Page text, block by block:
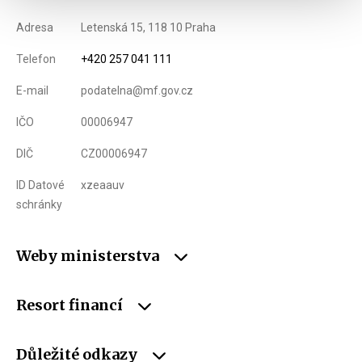
Adresa Letenská 15, 118 10 Praha
Telefon +420 257 041 111
E-mail podatelna@mf.gov.cz
IČO 00006947
DIČ CZ00006947
ID Datové
schránky
xzeaauv
Weby ministerstva
Resort financí
Důležité odkazy